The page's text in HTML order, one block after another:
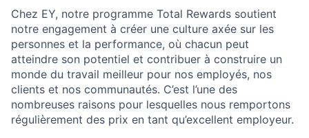
Chez EY, notre programme Total Rewards soutient
notre engagement à créer une culture axée sur les
personnes et la performance, où chacun peut
atteindre son potentiel et contribuer à construire un
monde du travail meilleur pour nos employés, nos
clients et nos communautés. C’est l’une des
nombreuses raisons pour lesquelles nous remportons
régulièrement des prix en tant qu’excellent employeur.